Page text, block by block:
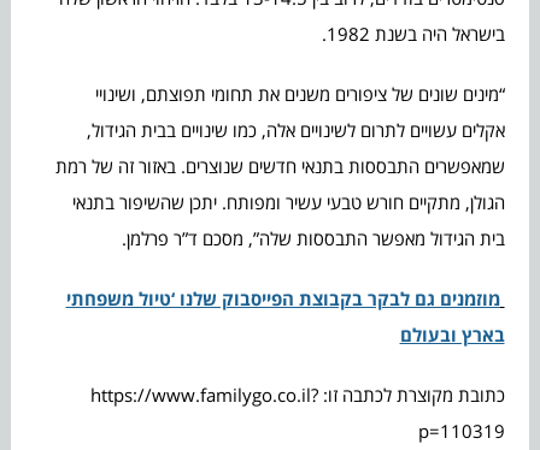
בישראל היה בשנת 1982.
“מינים שונים של ציפורים משנים את תחומי תפוצתם, ושינויי
אקלים עשויים לתרום לשינויים אלה, כמו שינויים בבית הגידול,
שמאפשרים התבססות בתנאי חדשים שנוצרים. באזור זה של רמת
הגולן, מתקיים חורש טבעי עשיר ומפותח. יתכן שהשיפור בתנאי
בית הגידול מאפשר התבססות שלה”, מסכם ד”ר פרלמן.
מוזמנים גם לבקר בקבוצת הפייסבוק שלנו ‘טיול משפחתי
בארץ ובעולם
כתובת מקוצרת לכתבה זו: https://www.familygo.co.il?
p=110319